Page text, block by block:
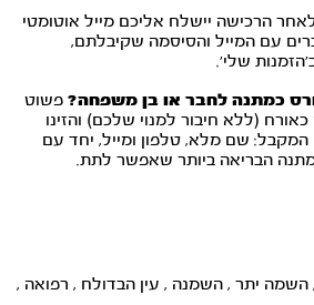
הרכישה יישלח אליכם מייל אוטומטי
עם המייל והסיסמה שקיבלתם,
שלי’.
כמתנה לחבר או בן משפחה? פשוט
(ללא חיבור למנוי שלכם) והזינו
שם מלא, טלפון ומייל, יחד עם
הבריאה ביותר שאפשר לתת.
, השמה יתר , השמנה , עין הבדולח , רפואה ,